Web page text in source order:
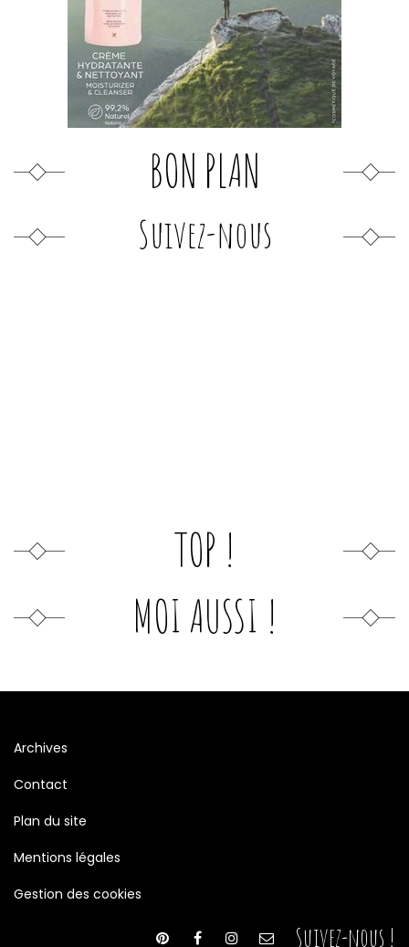
BON PLAN
Suivez-nous
TOP !
MOI AUSSI !
Archives
Contact
Plan du site
Mentions légales
Gestion des cookies
Suivez-nous !